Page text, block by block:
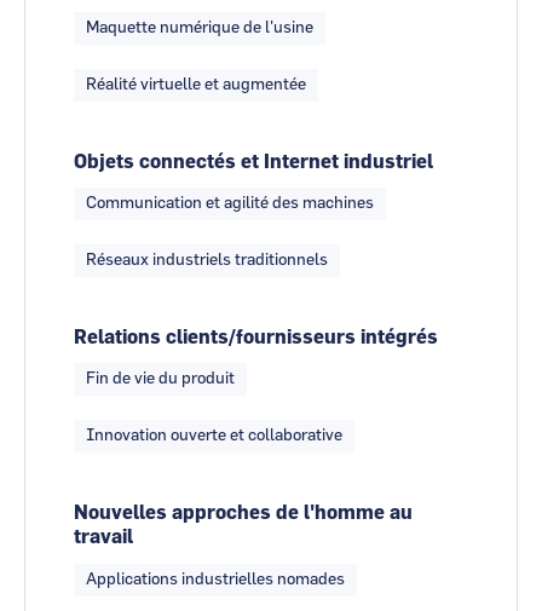
Maquette numérique de l'usine
Réalité virtuelle et augmentée
Objets connectés et Internet industriel
Communication et agilité des machines
Réseaux industriels traditionnels
Relations clients/fournisseurs intégrés
Fin de vie du produit
Innovation ouverte et collaborative
Nouvelles approches de l'homme au
travail
Applications industrielles nomades